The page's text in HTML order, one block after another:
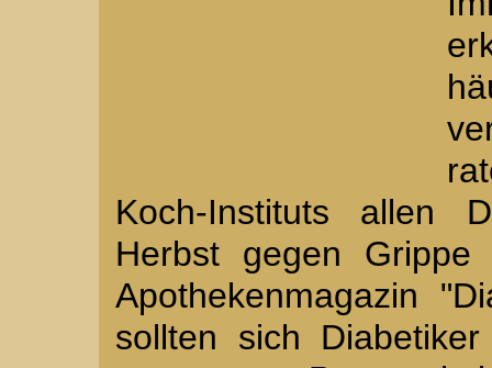
Koch-Instituts allen
Herbst gegen
Apothekenmagazin
sollten sich